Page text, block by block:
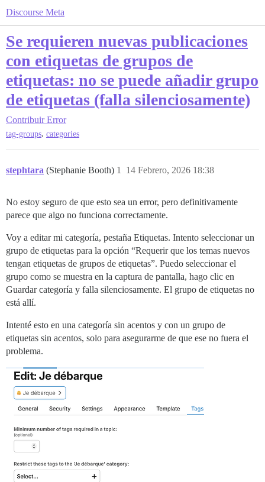
Discourse Meta
Se requieren nuevas publicaciones
con etiquetas de grupos de
etiquetas: no se puede añadir grupo
de etiquetas (falla silenciosamente)
Contribuir Error
tag-groups, categories
stephtara (Stephanie Booth) 14 Febrero, 2026 18:38
1
No estoy seguro de que esto sea un error, pero definitivamente
parece que algo no funciona correctamente.
Voy a editar mi categoría, pestaña Etiquetas. Intento seleccionar un
grupo de etiquetas para la opción “Requerir que los temas nuevos
tengan etiquetas de grupos de etiquetas”. Puedo seleccionar el
grupo como se muestra en la captura de pantalla, hago clic en
Guardar categoría y falla silenciosamente. El grupo de etiquetas no
está allí.
Intenté esto en una categoría sin acentos y con un grupo de
etiquetas sin acentos, solo para asegurarme de que ese no fuera el
problema.